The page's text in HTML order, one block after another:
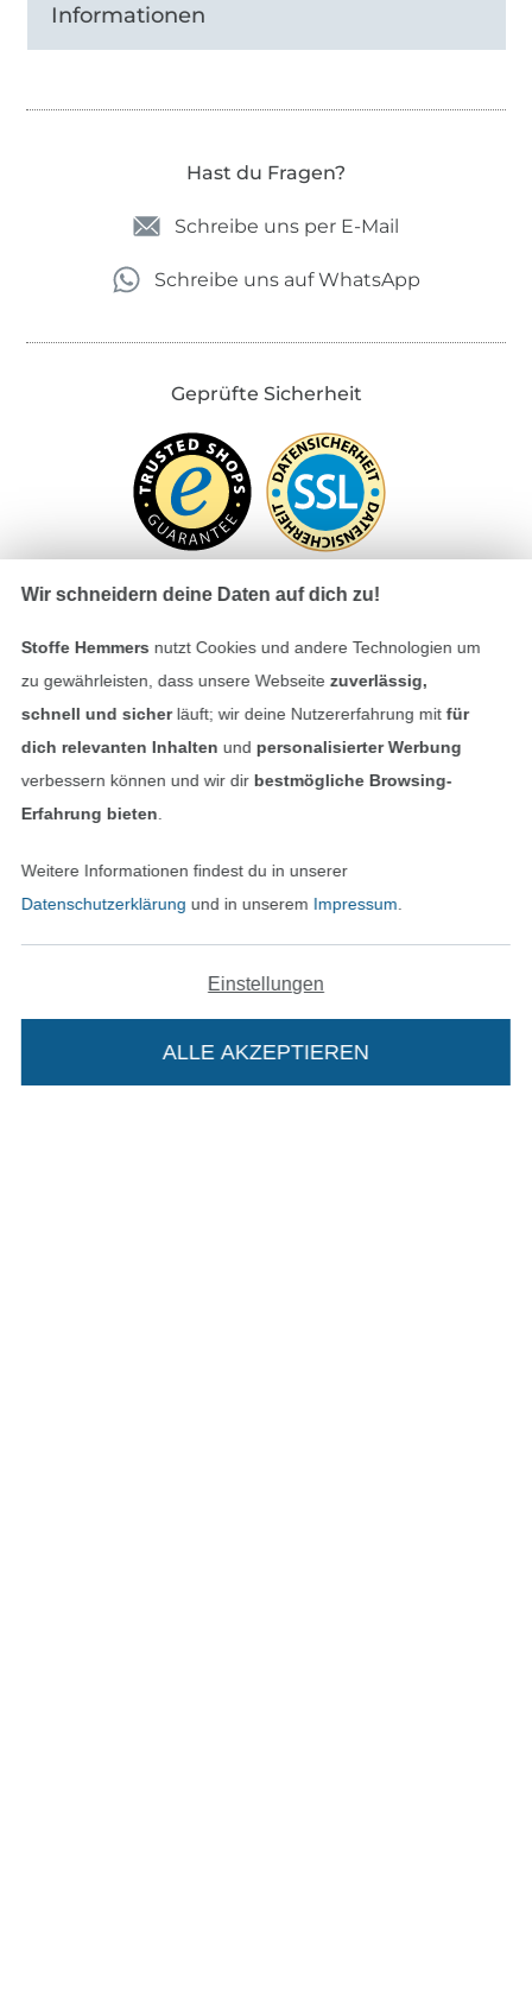
In deinen Warenkorb
Informationen
Hast du Fragen?
Schreibe uns per E-Mail
Schreibe uns auf WhatsApp
Geprüfte Sicherheit
Bezahlen mit
Unsere Versandpartner
Impressum
In den deutschen Shop wechseln (aktuell
Wir schneidern deine Daten auf dich zu!
Stoffe Hemmers nutzt Cookies und andere Technologien um
zu gewährleisten, dass unsere Webseite zuverlässig,
schnell und sicherläuft; wir deine Nutzererfahrung mitfür
dich relevanten Inhalten und personalisierter Werbung
verbessern können und wir dir bestmögliche Browsing-
Erfahrung bieten
Weitere Informationen findest du in unserer
Datenschutzerklärung und in unserem Impressum
Einstellungen
ALLE AKZEPTIEREN